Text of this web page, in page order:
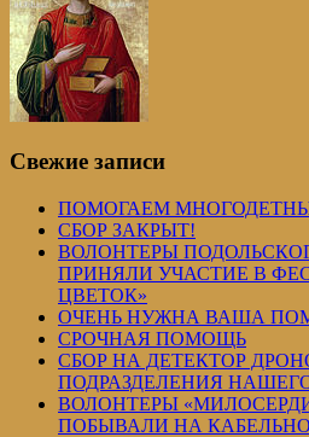
Свежие записи
ПОМОГАЕМ
СБОР ЗАКРЫТ!
ВОЛОНТЕРЫ
ПРИНЯЛИ УЧАСТИЕ В
ЦВЕТОК»
ОЧЕНЬ НУЖНА ВАША
СРОЧНАЯ ПОМОЩЬ
СБОР НА ДЕТЕКТОР
ПОДРАЗДЕЛЕНИЯ
ВОЛОНТЕРЫ
ПОБЫВАЛИ НА